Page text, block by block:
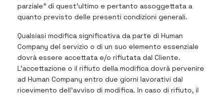
parziale” di quest’ultimo e pertanto assoggettata a
quanto previsto delle presenti condizioni generali.
Qualsiasi modifica significativa da parte di Human
Company del servizio o di un suo elemento essenziale
dovrà essere accettata e/o rifiutata dal Cliente.
L’accettazione o il rifiuto della modifica dovrà pervenire
ad Human Company entro due giorni lavorativi dal
ricevimento dell’avviso di modifica. In caso di rifiuto, il